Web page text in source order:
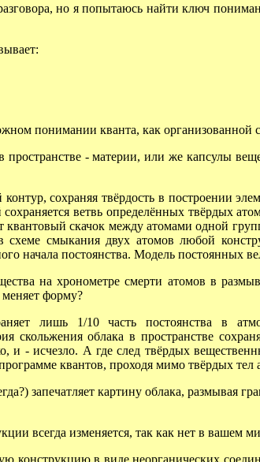
но я попытаюсь найти ключ
понимании кванта, как организованной
- материи, или же капсулы
сохраняя твёрдость в построении
ветвь определённых твёрдых
скачок между атомами одной
схеме смыкания двух атомов любой
начала постоянства. Модель постоянных
на хронометре смерти атомов в
форму?
лишь 1/10 часть постоянства в
скольжения облака в пространстве
и - исчезло. А где след твёрдых
квантов, проходя мимо твёрдых тел
запечатляет картину облака, размывая
всегда изменяется, так как нет в вашем
конструкцию в виде неорганических